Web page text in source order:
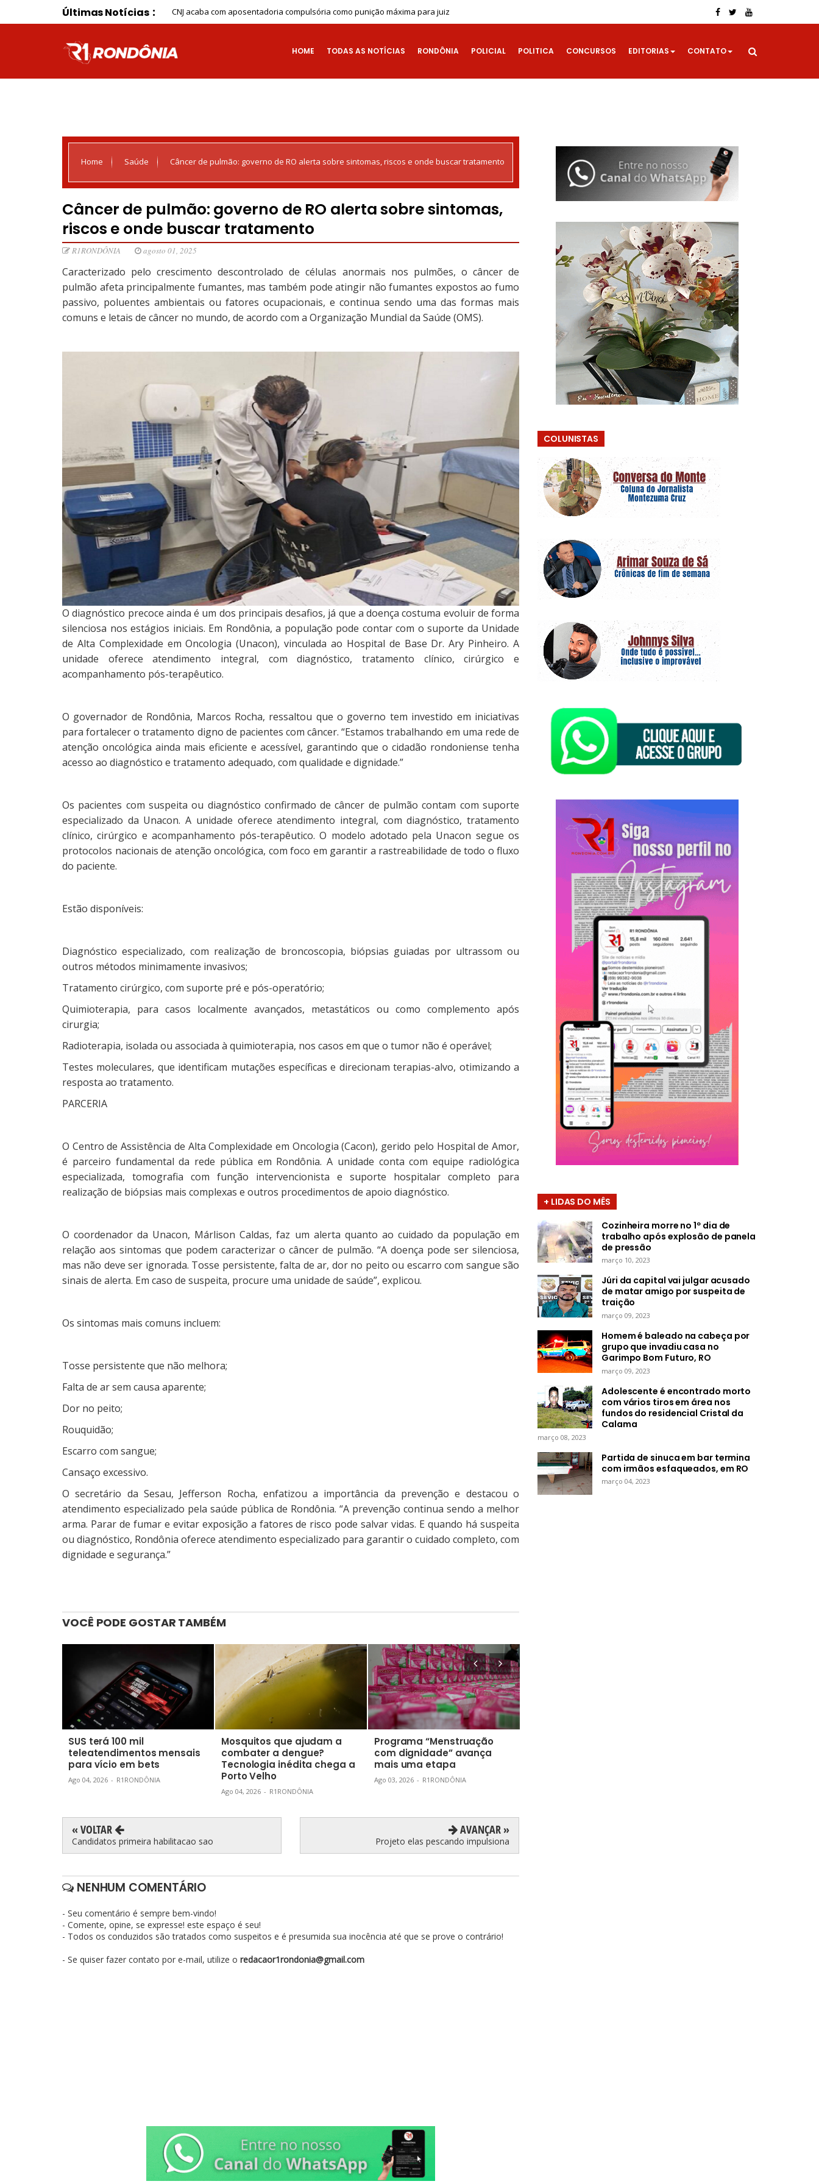
Últimas Notícias CNJ acaba com aposentadoria compulsória como punição máxima para juiz
HOME TODAS AS NOTÍCIAS RONDÔNIA POLICIAL POLITICA CONCURSOS EDITORIAS CONTATO
Home Saúde Câncer de pulmão: governo de RO alerta sobre sintomas, riscos e onde buscar tratamento
Câncer de pulmão: governo de RO alerta sobre sintomas,
riscos e onde buscar tratamento
R1RONDÔNIA agosto 01, 2025
Caracterizado pelo crescimento descontrolado de células anormais nos pulmões, o câncer de
pulmão afeta principalmente fumantes, mas também pode atingir não fumantes expostos ao fumo
passivo, poluentes ambientais ou fatores ocupacionais, e continua sendo uma das formas mais
comuns e letais de câncer no mundo, de acordo com a Organização Mundial da Saúde (OMS).
O diagnóstico precoce ainda é um dos principais desafios, já que a doença costuma evoluir de forma
silenciosa nos estágios iniciais. Em Rondônia, a população pode contar com o suporte da Unidade
de Alta Complexidade em Oncologia (Unacon), vinculada ao Hospital de Base Dr. Ary Pinheiro. A
unidade oferece atendimento integral, com diagnóstico, tratamento clínico, cirúrgico e
acompanhamento pós-terapêutico.
O governador de Rondônia, Marcos Rocha, ressaltou que o governo tem investido em iniciativas
para fortalecer o tratamento digno de pacientes com câncer. “Estamos trabalhando em uma rede de
atenção oncológica ainda mais eficiente e acessível, garantindo que o cidadão rondoniense tenha
acesso ao diagnóstico e tratamento adequado, com qualidade e dignidade.”
Os pacientes com suspeita ou diagnóstico confirmado de câncer de pulmão contam com suporte
especializado da Unacon. A unidade oferece atendimento integral, com diagnóstico, tratamento
clínico, cirúrgico e acompanhamento pós-terapêutico. O modelo adotado pela Unacon segue os
protocolos nacionais de atenção oncológica, com foco em garantir a rastreabilidade de todo o fluxo
do paciente.
Estão disponíveis:
Diagnóstico especializado, com realização de broncoscopia, biópsias guiadas por ultrassom ou
outros métodos minimamente invasivos;
Tratamento cirúrgico, com suporte pré e pós-operatório;
Quimioterapia, para casos localmente avançados, metastáticos ou como complemento após
cirurgia;
Radioterapia, isolada ou associada à quimioterapia, nos casos em que o tumor não é operável;
Testes moleculares, que identificam mutações específicas e direcionam terapias-alvo, otimizando a
resposta ao tratamento.
PARCERIA
O Centro de Assistência de Alta Complexidade em Oncologia (Cacon), gerido pelo Hospital de Amor,
é parceiro fundamental da rede pública em Rondônia. A unidade conta com equipe radiológica
especializada, tomografia com função intervencionista e suporte hospitalar completo para
realização de biópsias mais complexas e outros procedimentos de apoio diagnóstico.
O coordenador da Unacon, Márlison Caldas, faz um alerta quanto ao cuidado da população em
relação aos sintomas que podem caracterizar o câncer de pulmão. “A doença pode ser silenciosa,
mas não deve ser ignorada. Tosse persistente, falta de ar, dor no peito ou escarro com sangue são
sinais de alerta. Em caso de suspeita, procure uma unidade de saúde”, explicou.
Os sintomas mais comuns incluem:
Tosse persistente que não melhora;
Falta de ar sem causa aparente;
Dor no peito;
Rouquidão;
Escarro com sangue;
Cansaço excessivo.
O secretário da Sesau, Jefferson Rocha, enfatizou a importância da prevenção e destacou o
atendimento especializado pela saúde pública de Rondônia. “A prevenção continua sendo a melhor
arma. Parar de fumar e evitar exposição a fatores de risco pode salvar vidas. E quando há suspeita
ou diagnóstico, Rondônia oferece atendimento especializado para garantir o cuidado completo, com
dignidade e segurança.”
VOCÊ PODE GOSTAR TAMBÉM
SUS terá 100 mil
teleatendimentos mensais
para vício em bets
Ago 04, 2026 - R1RONDÔNIA
Mosquitos que ajudam a
combater a dengue?
Tecnologia inédita chega a
Porto Velho
Ago 04, 2026 - R1RONDÔNIA
Programa “Menstruação
com dignidade” avança
mais uma etapa
Ago 03, 2026 - R1RONDÔNIA
« VOLTAR
Candidatos primeira habilitacao sao
AVANÇAR »
Projeto elas pescando impulsiona
NENHUM COMENTÁRIO
- Seu comentário é sempre bem-vindo!
- Comente, opine, se expresse! este espaço é seu!
- Todos os conduzidos são tratados como suspeitos e é presumida sua inocência até que se prove o contrário!
- Se quiser fazer contato por e-mail, utilize o redacaor1rondonia@gmail.com
COLUNISTAS
+ LIDAS DO MÊS
Cozinheira morre no 1º dia de
trabalho após explosão de panela
de pressão
março 10, 2023
Júri da capital vai julgar acusado
de matar amigo por suspeita de
traição
março 09, 2023
Homem é baleado na cabeça por
grupo que invadiu casa no
Garimpo Bom Futuro, RO
março 09, 2023
Adolescente é encontrado morto
com vários tiros em área nos
fundos do residencial Cristal da
Calama
março 08, 2023
Partida de sinuca em bar termina
com irmãos esfaqueados, em RO
março 04, 2023